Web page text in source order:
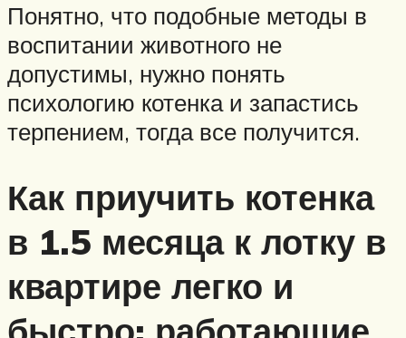
Понятно, что подобные методы в
воспитании животного не
допустимы, нужно понять
психологию котенка и запастись
терпением, тогда все получится.
Как приучить котенка
в 1.5 месяца к лотку в
квартире легко и